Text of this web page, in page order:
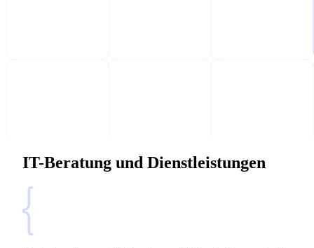
IT-Beratung und Dienstleistungen